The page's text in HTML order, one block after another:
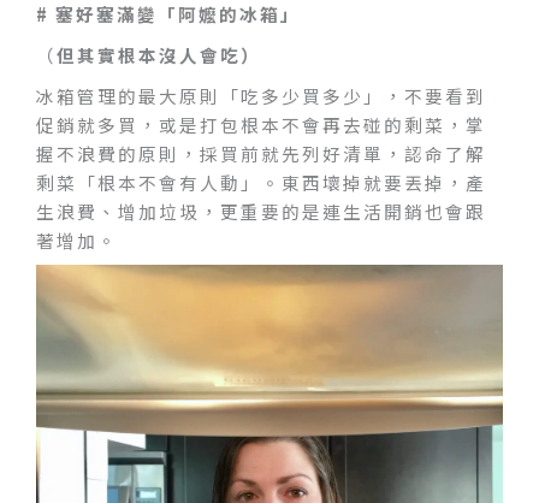
# 塞好塞滿變「阿嬤的冰箱」
（但其實根本沒人會吃）
冰箱管理的最大原則「吃多少買多少」，不要看到
促銷就多買，或是打包根本不會再去碰的剩菜，掌
握不浪費的原則，採買前就先列好清單，認命了解
剩菜「根本不會有人動」。東西壞掉就要丟掉，產
生浪費、增加垃圾，更重要的是連生活開銷也會跟
著增加。